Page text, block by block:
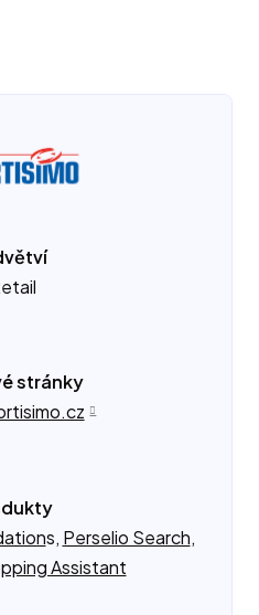
stránky
s, Perselio Search,
Assistant